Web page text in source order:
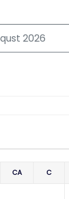
2026
CA C